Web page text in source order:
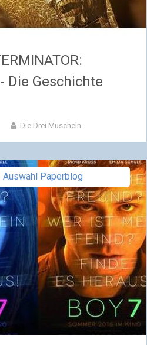
Die Geschichte
Die Drei Muscheln
Auswahl Paperblog